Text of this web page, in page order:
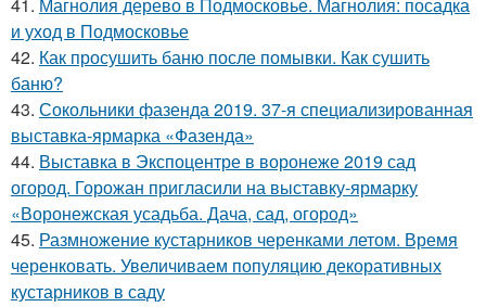
и уход в Подмосковье
42. Как просушить баню после помывки. Как сушить
баню?
43. Сокольники фазенда 2019. 37-я специализированная
выставка-ярмарка «Фазенда»
44. Выставка в Экспоцентре в воронеже 2019 сад
огород. Горожан пригласили на выставку-ярмарку
«Воронежская усадьба. Дача, сад, огород»
45. Размножение кустарников черенками летом. Время
черенковать. Увеличиваем популяцию декоративных
кустарников в саду